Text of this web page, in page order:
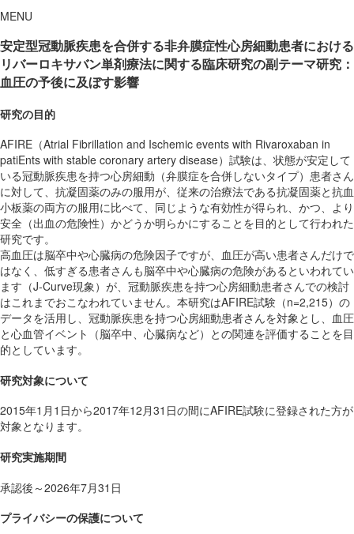
MENU
安定型冠動脈疾患を合併する非弁膜症性心房細動患者における
リバーロキサバン単剤療法に関する臨床研究の副テーマ研究：
血圧の予後に及ぼす影響
研究の目的
AFIRE（Atrial Fibrillation and Ischemic events with Rivaroxaban in
patiEnts with stable coronary artery disease）試験は、状態が安定して
いる冠動脈疾患を持つ心房細動（弁膜症を合併しないタイプ）患者さん
に対して、抗凝固薬のみの服用が、従来の治療法である抗凝固薬と抗血
小板薬の両方の服用に比べて、同じような有効性が得られ、かつ、より
安全（出血の危険性）かどうか明らかにすることを目的として行われた
研究です。
高血圧は脳卒中や心臓病の危険因子ですが、血圧が高い患者さんだけで
はなく、低すぎる患者さんも脳卒中や心臓病の危険があるといわれてい
ます（J-Curve現象）が、冠動脈疾患を持つ心房細動患者さんでの検討
はこれまでおこなわれていません。本研究はAFIRE試験（n=2,215）の
データを活用し、冠動脈疾患を持つ心房細動患者さんを対象とし、血圧
と心血管イベント（脳卒中、心臓病など）との関連を評価することを目
的としています。
研究対象について
2015年1月1日から2017年12月31日の間にAFIRE試験に登録された方が
対象となります。
研究実施期間
承認後～2026年7月31日
プライバシーの保護について